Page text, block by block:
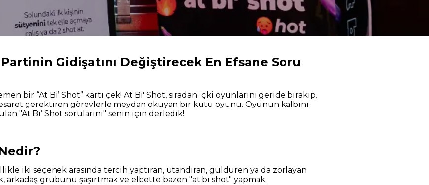
Gidişatını Değiştirecek En Efsane Soru
bir “At Bi’ Shot” kartı çek! At Bi' Shot, sıradan içki oyunlarını geride bırakıp,
gerektiren görevlerle meydan okuyan bir kutu oyunu. Oyunun kalbini
"At Bi’ Shot sorularını" senin için derledik!
iki seçenek arasında tercih yaptıran, utandıran, güldüren ya da zorlayan
arkadaş grubunu şaşırtmak ve elbette bazen "at bi shot" yapmak.